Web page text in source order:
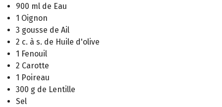
900 ml de Eau
1 Oignon
3 gousse de Ail
2 c. à s. de Huile d'olive
1 Fenouil
2 Carotte
1 Poireau
300 g de Lentille
Sel